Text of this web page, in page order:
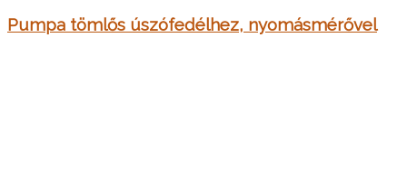
Pumpa tömlős úszófedélhez, nyomásmérővel